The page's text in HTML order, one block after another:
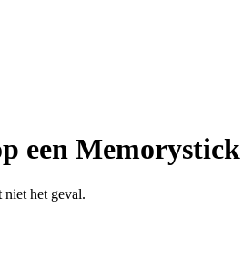
een Memorystick
het geval.